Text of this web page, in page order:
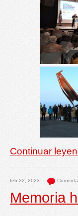
Continuar
feb 22, 2023
Memoria